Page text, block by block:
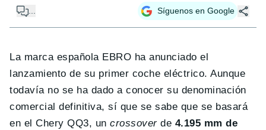
... Síguenos en Google
La marca española EBRO ha anunciado el
lanzamiento de su primer coche eléctrico. Aunque
todavía no se ha dado a conocer su denominación
comercial definitiva, sí que se sabe que se basará
en el Chery QQ3, uncrossoverde 4.195 mm de